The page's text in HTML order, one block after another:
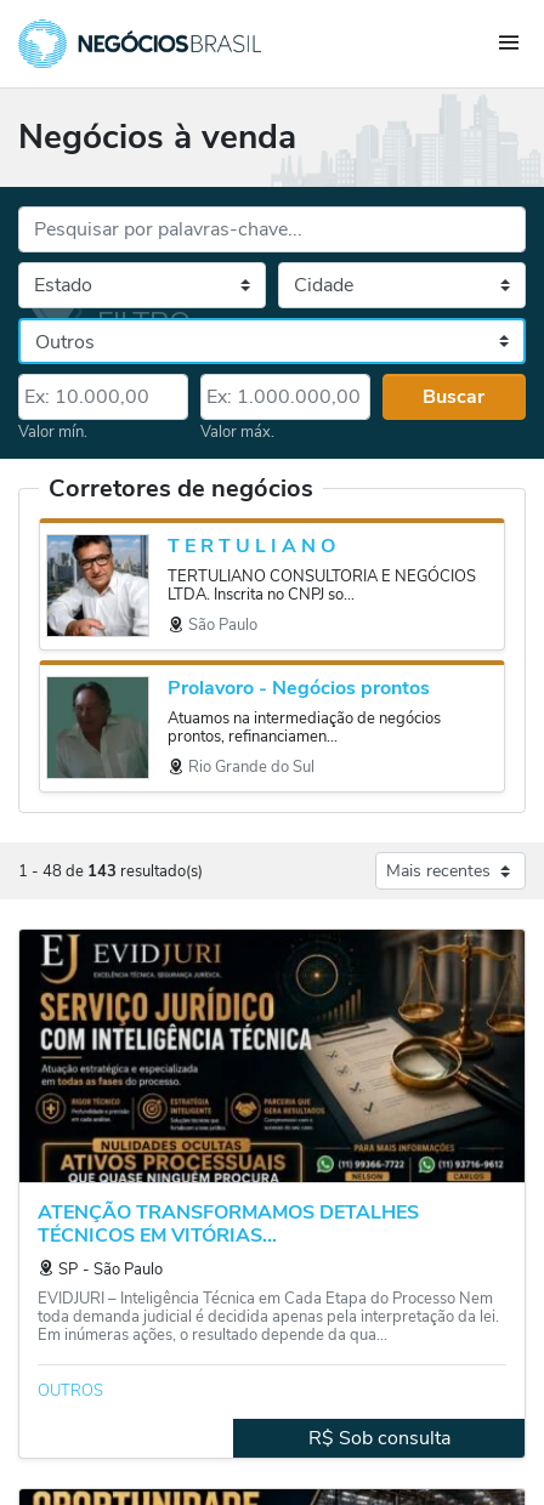
Negócios à venda
Palavras-chave...
Cidade
Selecione o estado, depois a cidade
Categoria
Valor mín.
Valor mín.
Valor máx.
Valor máx.
Buscar
Corretores de negócios
T E R T U L I A N O
TERTULIANO CONSULTORIA E NEGÓCIOS
LTDA. Inscrita no CNPJ so...
São Paulo
Prolavoro - Negócios prontos
Atuamos na intermediação de negócios
prontos, refinanciamen...
Rio Grande do Sul
1 - 48de 143 resultado(s)
ATENÇÃO TRANSFORMAMOS DETALHES
TÉCNICOS EM VITÓRIAS...
SP ‐ São Paulo
EVIDJURI – Inteligência Técnica em Cada Etapa do Processo Nem
toda demanda judicial é decidida apenas pela interpretação da lei.
Em inúmeras ações, o resultado depende da qua...
OUTROS
R$ Sob consulta